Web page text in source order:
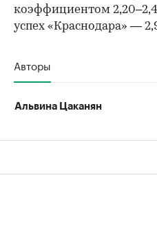
коэффициентом
успех «Краснодара» —
Авторы
Альвина Цаканян